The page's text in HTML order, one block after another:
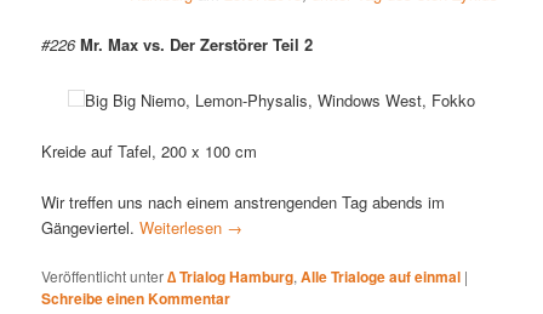
#226 Mr. Max vs. Der Zerstörer Teil 2
Big Big Niemo, Lemon-Physalis, Windows West, Fokko
Kreide auf Tafel, 200 x 100 cm
Wir treffen uns nach einem anstrengenden Tag abends im
Gängeviertel.Weiterlesen →
Veröffentlicht unter∆ Trialog Hamburg,Alle Trialoge auf einmal |
Schreibe einen Kommentar